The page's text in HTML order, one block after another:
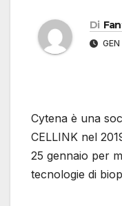
Di
GEN
Cytena è una
CELLINK nel
25 gennaio per
tecnologie di